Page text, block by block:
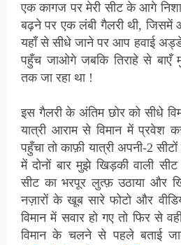
एक कागज पर मेरी सीट के आगे
बढ़ने पर एक लंबी गैलरी थी, जिसमें
यहाँ से सीधे जाने पर आप हवाई
पहुँच जाओगे जबकि तिराहे से बाएँ
तक जा रहा था !
इस गैलरी के अंतिम छोर को सीधे
यात्री आराम से विमान में प्रवेश
पहुँचा तो काफ़ी यात्री अपनी-2
में दोनों बार मुझे खिड़की वाली
सीट का भरपूर लुत्फ़ उठाया और
नज़ारों के खूब सारे फोटो और
विमान में सवार हो गए तो फिर से
विमान के चलने से पहले बताई